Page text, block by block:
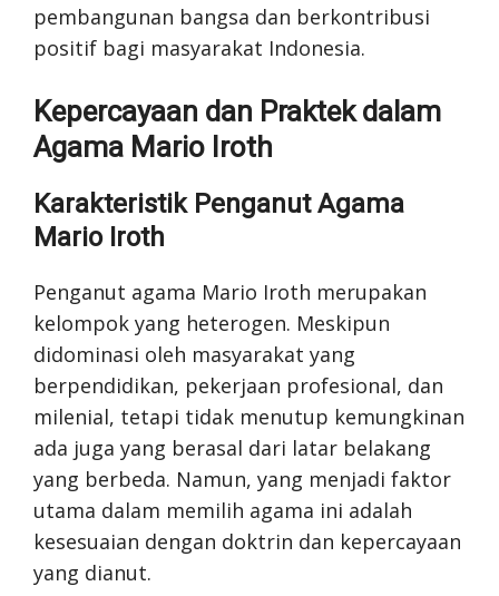
pembangunan bangsa dan berkontribusi
positif bagi masyarakat Indonesia.
Kepercayaan dan Praktek dalam
Agama Mario Iroth
Karakteristik Penganut Agama
Mario Iroth
Penganut agama Mario Iroth merupakan
kelompok yang heterogen. Meskipun
didominasi oleh masyarakat yang
berpendidikan, pekerjaan profesional, dan
milenial, tetapi tidak menutup kemungkinan
ada juga yang berasal dari latar belakang
yang berbeda. Namun, yang menjadi faktor
utama dalam memilih agama ini adalah
kesesuaian dengan doktrin dan kepercayaan
yang dianut.